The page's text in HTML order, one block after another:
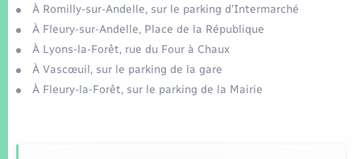
Etat-civil - Papiers - Citoyenneté
Mariage – PACS
Parrainage civil
Logement - Urbanisme
Transports scolaires
Travaux - Autorisation d’occupation de l’espace
public
Compétences
Plan interactif
À Romilly-sur-Andelle, sur le parking d’Intermarché
À Fleury-sur-Andelle, Place de la République
À Lyons-la-Forêt, rue du Four à Chaux
À Vascœuil, sur le parking de la gare
À Fleury-la-Forêt, sur le parking de la Mairie
Leaflet OpenStreetMap